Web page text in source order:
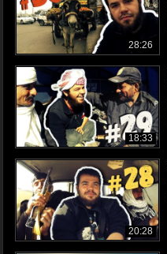
28:26
18:33
20:28